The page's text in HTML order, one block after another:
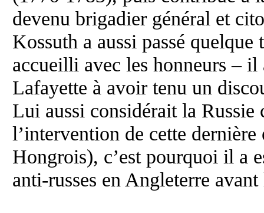
devenu brigadier général et
Kossuth a aussi passé
accueilli avec les honneurs – il
Lafayette à avoir tenu un
Lui aussi considérait la Russie
l’intervention de cette
Hongrois), c’est pourquoi il a
anti-russes en Angleterre